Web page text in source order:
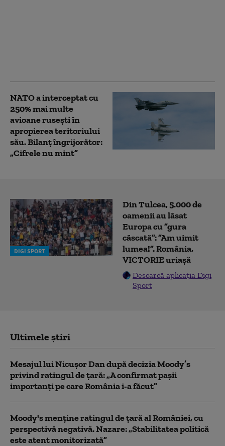
NATO a interceptat cu
250% mai multe
avioane rusești în
apropierea teritoriului
său. Bilanț îngrijorător:
„Cifrele nu mint”
DIGI SPORT
Din Tulcea, 5.000 de
oamenii au lăsat
Europa cu ”gura
căscată”: ”Am uimit
lumea!”. România,
VICTORIE uriașă
Descarcă aplicația Digi
Sport
Ultimele știri
Mesajul lui Nicușor Dan după decizia Moody’s
privind ratingul de țară: „A confirmat pașii
importanți pe care România i-a făcut”
Moody's menține ratingul de țară al României, cu
perspectivă negativă. Nazare: „Stabilitatea politică
este atent monitorizată”